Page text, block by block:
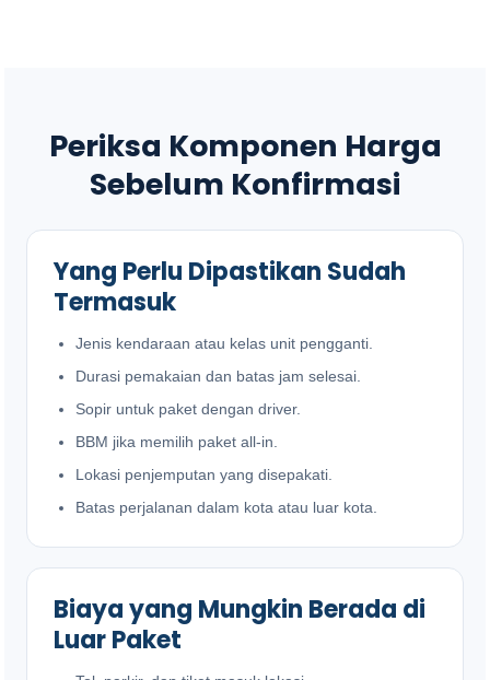
Periksa Komponen Harga
Sebelum Konfirmasi
Yang Perlu Dipastikan Sudah
Termasuk
Jenis kendaraan atau kelas unit pengganti.
Durasi pemakaian dan batas jam selesai.
Sopir untuk paket dengan driver.
BBM jika memilih paket all-in.
Lokasi penjemputan yang disepakati.
Batas perjalanan dalam kota atau luar kota.
Biaya yang Mungkin Berada di
Luar Paket